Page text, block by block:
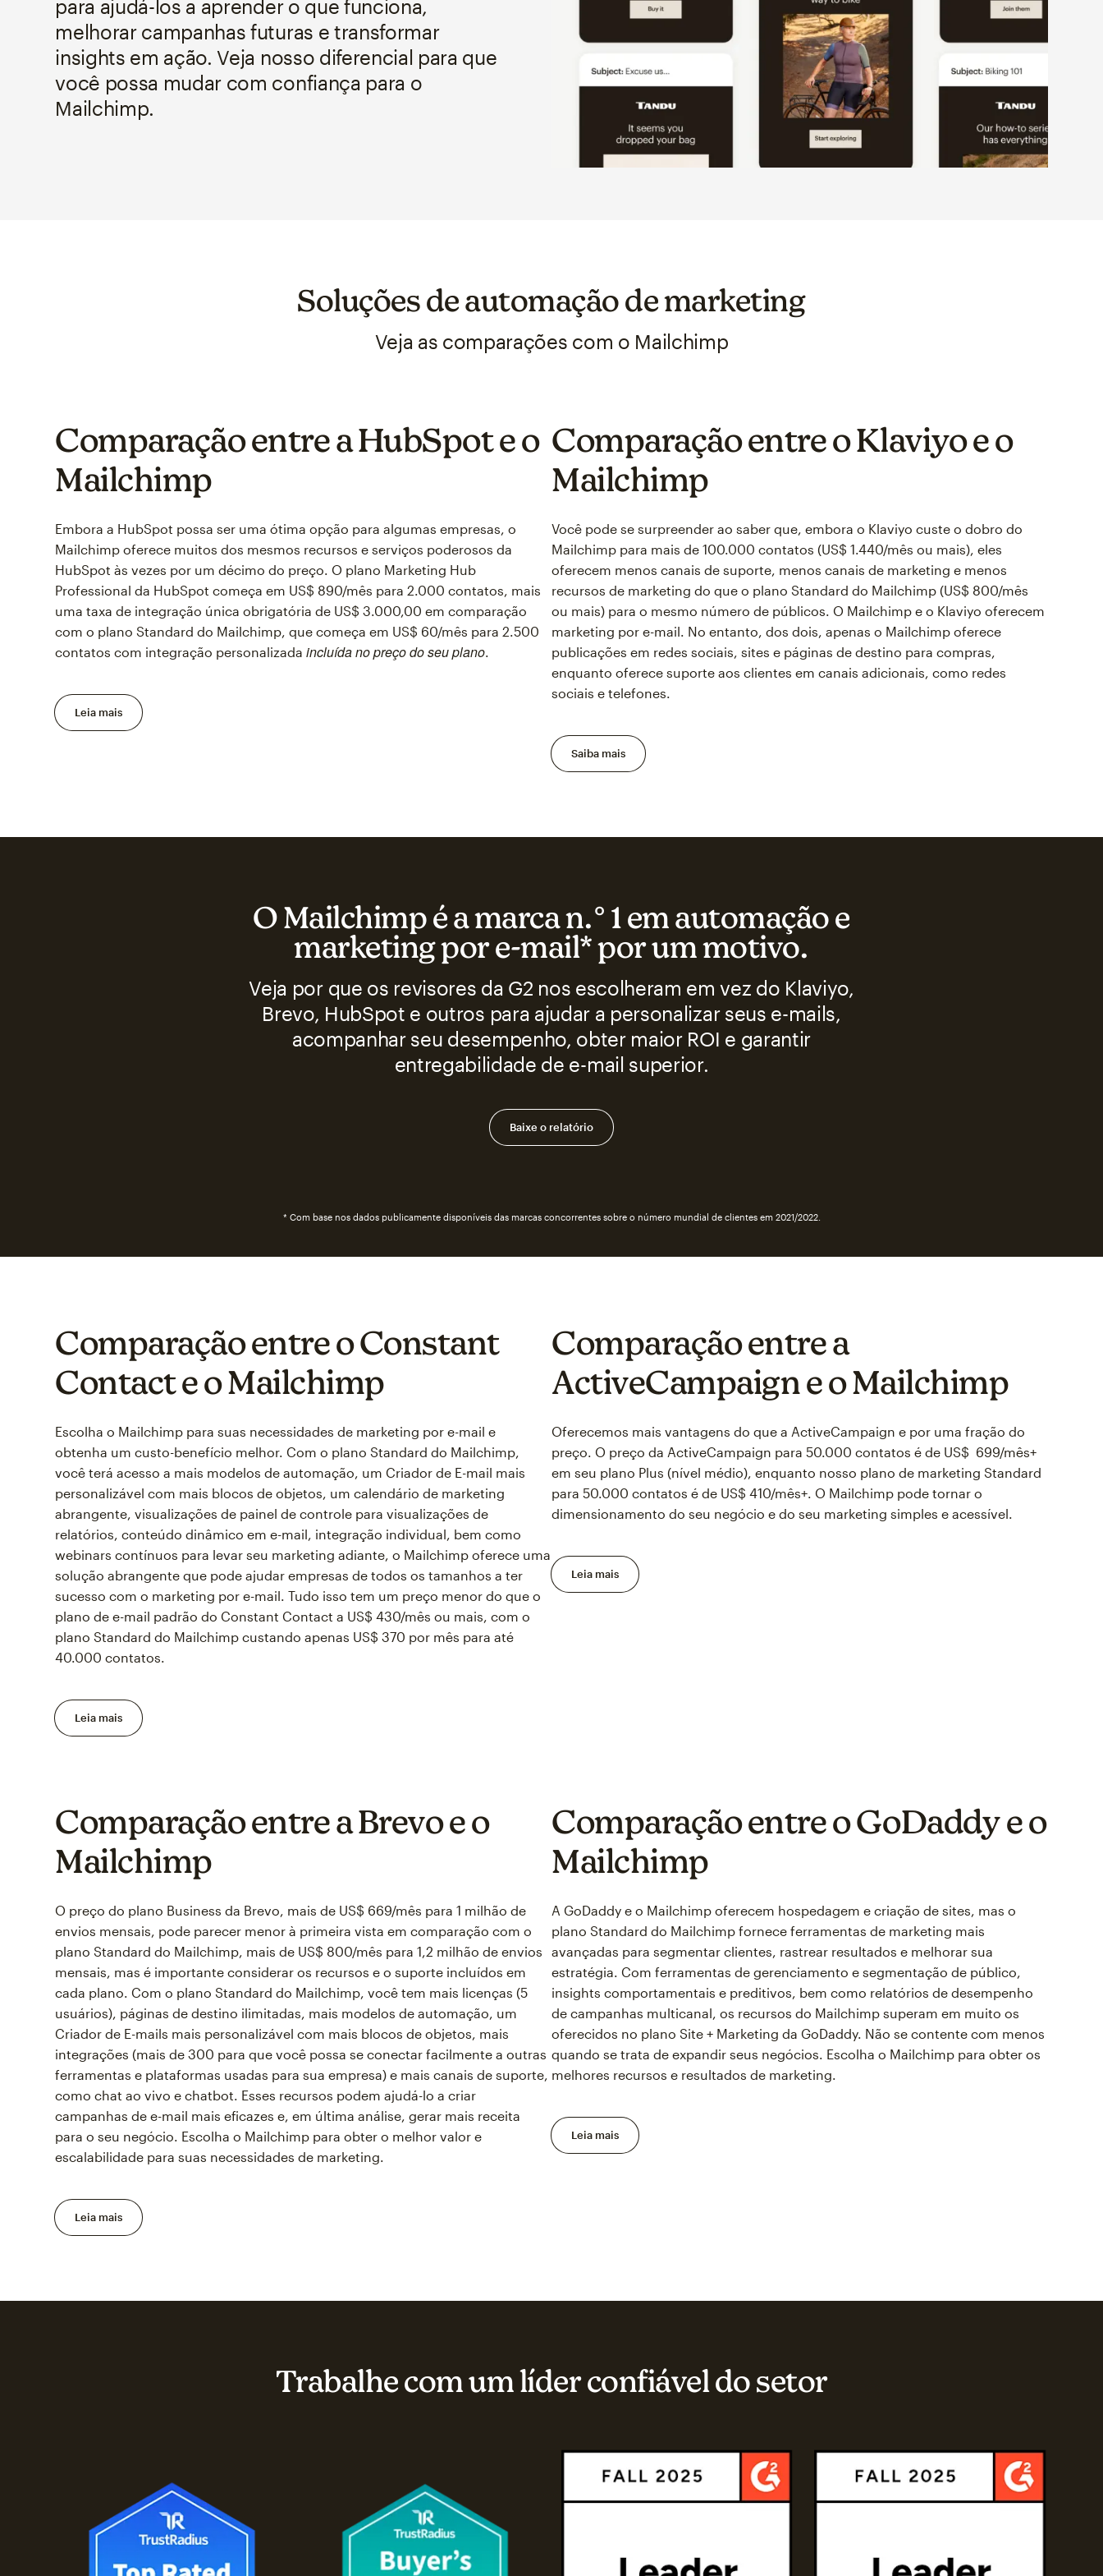
para ajudá-los a aprender o que funciona,
melhorar campanhas futuras e transformar
insights em ação. Veja nosso diferencial para que
você possa mudar com confiança para o
Mailchimp.
Soluções de automação de marketing
Veja as comparações com o Mailchimp
Comparação entre a HubSpot e o
Mailchimp
Embora a HubSpot possa ser uma ótima opção para algumas empresas, o
Mailchimp oferece muitos dos mesmos recursos e serviços poderosos da
HubSpot às vezes por um décimo do preço. O plano Marketing Hub
Professional da HubSpot começa em US$ 890/mês para 2.000 contatos, mais
uma taxa de integração única obrigatória de US$ 3.000,00 em comparação
com o plano Standard do Mailchimp, que começa em US$ 60/mês para 2.500
contatos com integração personalizadaincluída no preço do seu plano.
Leia mais
Comparação entre o Klaviyo e o
Mailchimp
Você pode se surpreender ao saber que, embora o Klaviyo custe o dobro do
Mailchimp para mais de 100.000 contatos (US$ 1.440/mês ou mais), eles
oferecem menos canais de suporte, menos canais de marketing e menos
recursos de marketing do que o plano Standard do Mailchimp (US$ 800/mês
ou mais) para o mesmo número de públicos. O Mailchimp e o Klaviyo oferecem
marketing por e-mail. No entanto, dos dois, apenas o Mailchimp oferece
publicações em redes sociais, sites e páginas de destino para compras,
enquanto oferece suporte aos clientes em canais adicionais, como redes
sociais e telefones.
Saiba mais
O Mailchimp é a marca n.° 1 em automação e
marketing por e-mail* por um motivo.
Veja por que os revisores da G2 nos escolheram em vez do Klaviyo,
Brevo, HubSpot e outros para ajudar a personalizar seus e-mails,
acompanhar seu desempenho, obter maior ROI e garantir
entregabilidade de e-mail superior.
Baixe o relatório
* Com base nos dados publicamente disponíveis das marcas concorrentes sobre o número mundial de clientes em 2021/2022.
Comparação entre o Constant
Contact e o Mailchimp
Escolha o Mailchimp para suas necessidades de marketing por e-mail e
obtenha um custo-benefício melhor. Com o plano Standard do Mailchimp,
você terá acesso a mais modelos de automação, um Criador de E-mail mais
personalizável com mais blocos de objetos, um calendário de marketing
abrangente, visualizações de painel de controle para visualizações de
relatórios, conteúdo dinâmico em e-mail, integração individual, bem como
webinars contínuos para levar seu marketing adiante, o Mailchimp oferece uma
solução abrangente que pode ajudar empresas de todos os tamanhos a ter
sucesso com o marketing por e-mail. Tudo isso tem um preço menor do que o
plano de e-mail padrão do Constant Contact a US$ 430/mês ou mais, com o
plano Standard do Mailchimp custando apenas US$ 370 por mês para até
40.000 contatos.
Leia mais
Comparação entre a
ActiveCampaign e o Mailchimp
Oferecemos mais vantagens do que a ActiveCampaign e por uma fração do
preço. O preço da ActiveCampaign para 50.000 contatos é de US$ 699/mês+
em seu plano Plus (nível médio), enquanto nosso plano de marketing Standard
para 50.000 contatos é de US$ 410/mês+. O Mailchimp pode tornar o
dimensionamento do seu negócio e do seu marketing simples e acessível.
Leia mais
Comparação entre a Brevo e o
Mailchimp
O preço do plano Business da Brevo, mais de US$ 669/mês para 1 milhão de
envios mensais, pode parecer menor à primeira vista em comparação com o
plano Standard do Mailchimp, mais de US$ 800/mês para 1,2 milhão de envios
mensais, mas é importante considerar os recursos e o suporte incluídos em
cada plano. Com o plano Standard do Mailchimp, você tem mais licenças (5
usuários), páginas de destino ilimitadas, mais modelos de automação, um
Criador de E-mails mais personalizável com mais blocos de objetos, mais
integrações (mais de 300 para que você possa se conectar facilmente a outras
ferramentas e plataformas usadas para sua empresa) e mais canais de suporte,
como chat ao vivo e chatbot. Esses recursos podem ajudá-lo a criar
campanhas de e-mail mais eficazes e, em última análise, gerar mais receita
para o seu negócio. Escolha o Mailchimp para obter o melhor valor e
escalabilidade para suas necessidades de marketing.
Leia mais
Comparação entre o GoDaddy e o
Mailchimp
A GoDaddy e o Mailchimp oferecem hospedagem e criação de sites, mas o
plano Standard do Mailchimp fornece ferramentas de marketing mais
avançadas para segmentar clientes, rastrear resultados e melhorar sua
estratégia. Com ferramentas de gerenciamento e segmentação de público,
insights comportamentais e preditivos, bem como relatórios de desempenho
de campanhas multicanal, os recursos do Mailchimp superam em muito os
oferecidos no plano Site + Marketing da GoDaddy. Não se contente com menos
quando se trata de expandir seus negócios. Escolha o Mailchimp para obter os
melhores recursos e resultados de marketing.
Leia mais
Trabalhe com um líder confiável do setor